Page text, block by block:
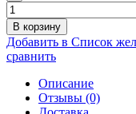
В корзину
Добавить в Список
сравнить
Описание
Отзывы (0)